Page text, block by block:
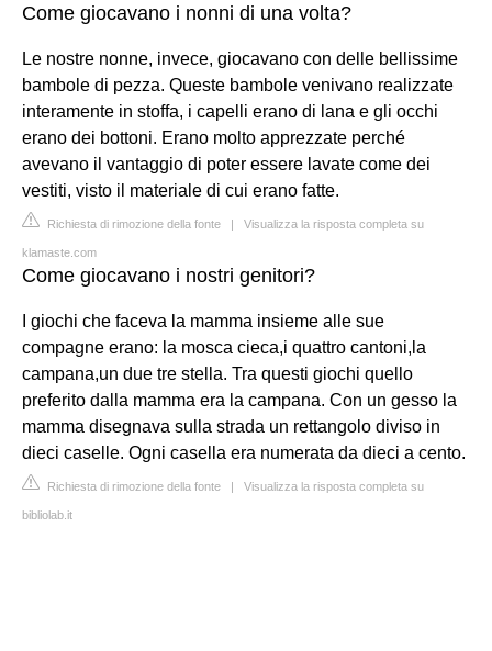
Come giocavano i nonni di una volta?
Le nostre nonne, invece, giocavano con delle bellissime
bambole di pezza. Queste bambole venivano realizzate
interamente in stoffa, i capelli erano di lana e gli occhi
erano dei bottoni. Erano molto apprezzate perché
avevano il vantaggio di poter essere lavate come dei
vestiti, visto il materiale di cui erano fatte.
Richiesta di rimozione della fonte | Visualizza la risposta completa su
klamaste.com
Come giocavano i nostri genitori?
I giochi che faceva la mamma insieme alle sue
compagne erano: la mosca cieca,i quattro cantoni,la
campana,un due tre stella. Tra questi giochi quello
preferito dalla mamma era la campana. Con un gesso la
mamma disegnava sulla strada un rettangolo diviso in
dieci caselle. Ogni casella era numerata da dieci a cento.
Richiesta di rimozione della fonte | Visualizza la risposta completa su
bibliolab.it